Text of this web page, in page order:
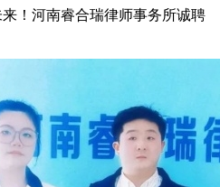
！河南睿合瑞律师事务所诚聘